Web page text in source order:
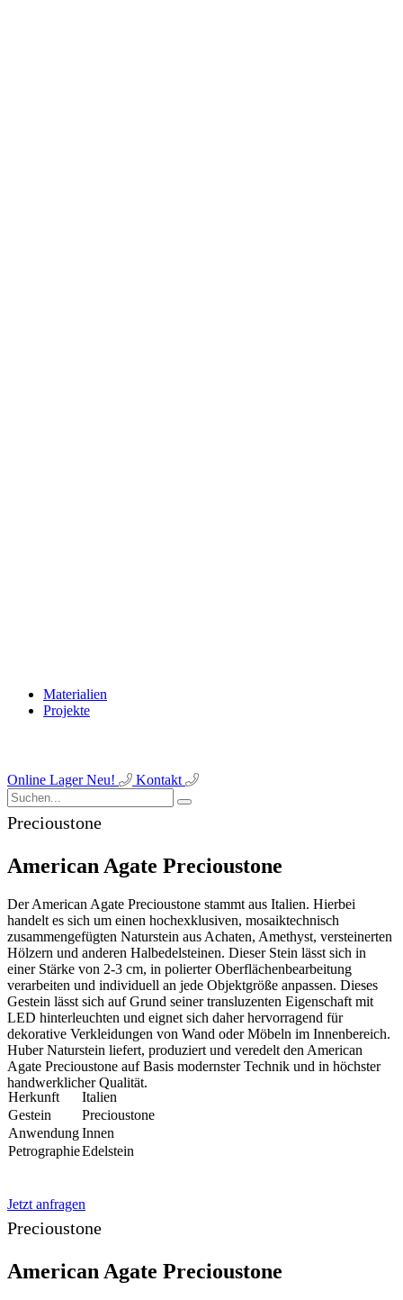
Materialien
Projekte
Online LagerNeu! Kontakt
Precioustone
American Agate Precioustone
Der American Agate Precioustone stammt aus Italien. Hierbei
handelt es sich um einen hochexklusiven, mosaiktechnisch
zusammengefügten Naturstein aus Achaten, Amethyst, versteinerten
Hölzern und anderen Halbedelsteinen. Dieser Stein lässt sich in
einer Stärke von 2-3 cm, in polierter Oberflächenbearbeitung
verarbeiten und individuell an jede Objektgröße anpassen. Dieses
Gestein lässt sich auf Grund seiner transluzenten Eigenschaft mit
LED hinterleuchten und eignet sich daher hervorragend für
dekorative Verkleidungen von Wand oder Möbeln im Innenbereich.
Huber Naturstein liefert, produziert und veredelt den American
Agate Precioustone auf Basis modernster Technik und in höchster
handwerklicher Qualität.
Herkunft
Italien
Gestein
Precioustone
AnwendungInnen
PetrographieEdelstein
Jetzt anfragen
Precioustone
American Agate Precioustone